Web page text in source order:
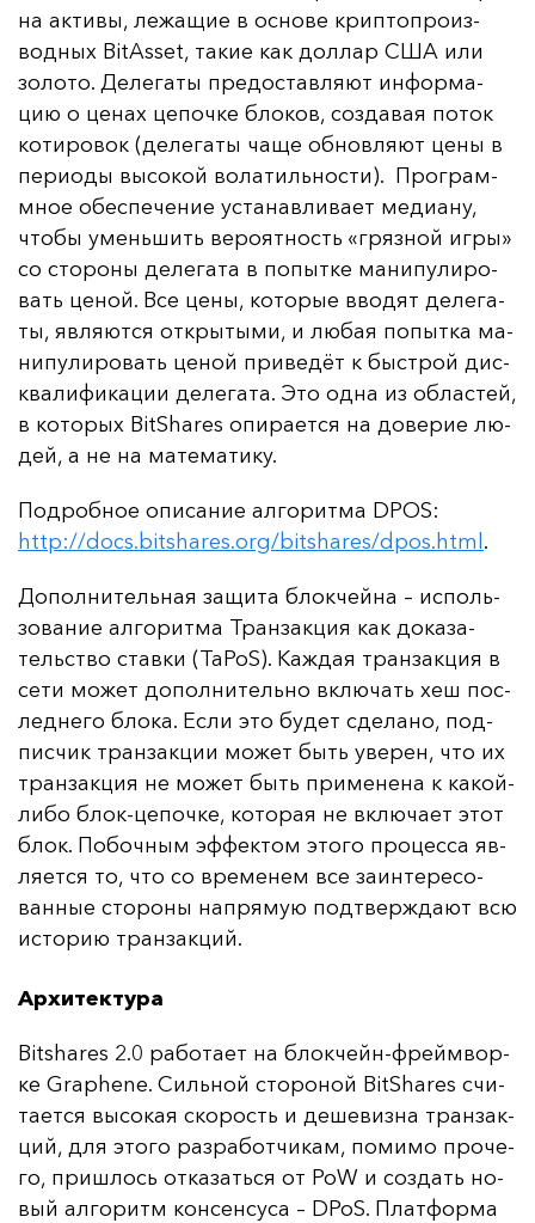
на ак­ти­вы, ле­жа­щие в ос­но­ве крип­топ­ро­из­
вод­ных BitAsset, та­кие как дол­лар США или
зо­ло­то. Де­ле­га­ты пре­дос­тав­ля­ют ин­фор­ма­
цию о це­нах це­поч­ке бло­ков, соз­да­вая по­ток
ко­ти­ро­вок (де­ле­га­ты ча­ще об­нов­ля­ют це­ны в
пе­ри­оды вы­со­кой во­ла­тиль­нос­ти). Прог­рам­
мное обес­пе­че­ние ус­та­нав­ли­ва­ет ме­ди­ану,
что­бы умень­шить ве­ро­ят­ность «гряз­ной иг­ры»
со сто­ро­ны де­ле­га­та в по­пыт­ке ма­ни­пу­ли­ро­
вать це­ной. Все це­ны, ко­то­рые вво­дят де­ле­га­
ты, яв­ля­ют­ся от­кры­ты­ми, и лю­бая по­пыт­ка ма­
ни­пу­ли­ро­вать це­ной при­ве­дёт к быс­трой дис­
ква­ли­фи­ка­ции де­ле­га­та. Это од­на из об­лас­тей,
в ко­то­рых BitShares опи­ра­ет­ся на до­ве­рие лю­
дей, а не на ма­те­ма­ти­ку.
Под­роб­ное опи­са­ние ал­го­рит­ма DPOS:
http://docs.bitshares.org/bitshares/dpos.html.
До­пол­ни­тель­ная за­щи­та блок­чей­на – ис­поль­
зо­ва­ние ал­го­рит­ма Тран­зак­ция как до­ка­за­
тель­ство став­ки (TaPoS). Каж­дая тран­зак­ция в
се­ти мо­жет до­пол­ни­тель­но вклю­чать хеш пос­
лед­не­го бло­ка. Ес­ли это бу­дет сде­ла­но, под­
пис­чик тран­зак­ции мо­жет быть уве­рен, что их
тран­зак­ция не мо­жет быть при­ме­не­на к ка­кой-
ли­бо блок-це­поч­ке, ко­то­рая не вклю­ча­ет этот
блок. По­боч­ным эф­фек­том это­го про­цес­са яв­
ля­ет­ся то, что со вре­ме­нем все за­ин­те­ре­со­
ван­ные сто­ро­ны нап­ря­мую под­твер­жда­ют всю
ис­то­рию тран­зак­ций.
Архитектура
Bitshares 2.0 ра­бо­та­ет на блок­чейн-фрей­мвор­
ке Graphene. Силь­ной сто­ро­ной BitShares счи­
та­ет­ся вы­со­кая ско­рость и де­ше­виз­на тран­зак­
ций, для это­го раз­ра­бот­чи­кам, по­ми­мо про­че­
го, приш­лось от­ка­зать­ся от PoW и соз­дать но­
вый ал­го­ритм кон­сен­су­са – DPoS. Плат­фор­ма